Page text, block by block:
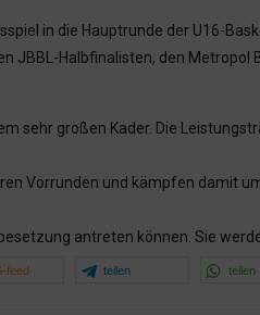
in die Hauptrunde der U16-
JBBL-Halbfinalisten, den
sehr großen Kader. Die
Vorrunden und kämpfen damit
antreten können. Sie
feed teilen teilen